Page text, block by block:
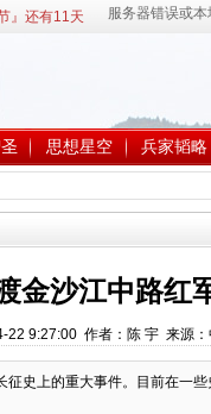
』还有11天
思想星空 兵家韬略
金沙江中路红
22 9:27:00 作者：陈 宇 来源：
征史上的重大事件。目前在一